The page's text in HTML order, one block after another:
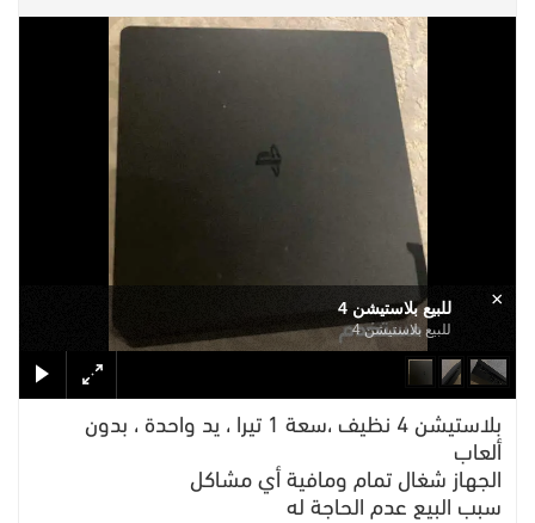
للبيع بلاستيشن 4
للبيع بلاستيشن 4
×
بلاستيشن 4 نظيف ،سعة 1 تيرا ، يد واحدة ، بدون
ألعاب
الجهاز شغال تمام ومافية أي مشاكل
سبب البيع عدم الحاجة له